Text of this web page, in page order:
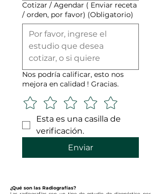
Cotizar / Agendar ( Enviar receta
/ orden, por favor) (Obligatorio)
Nos podría calificar, esto nos
mejora en calidad ! Gracias.
Esta es una casilla de
verificación.
Enviar
¿Qué son las Radiografías?